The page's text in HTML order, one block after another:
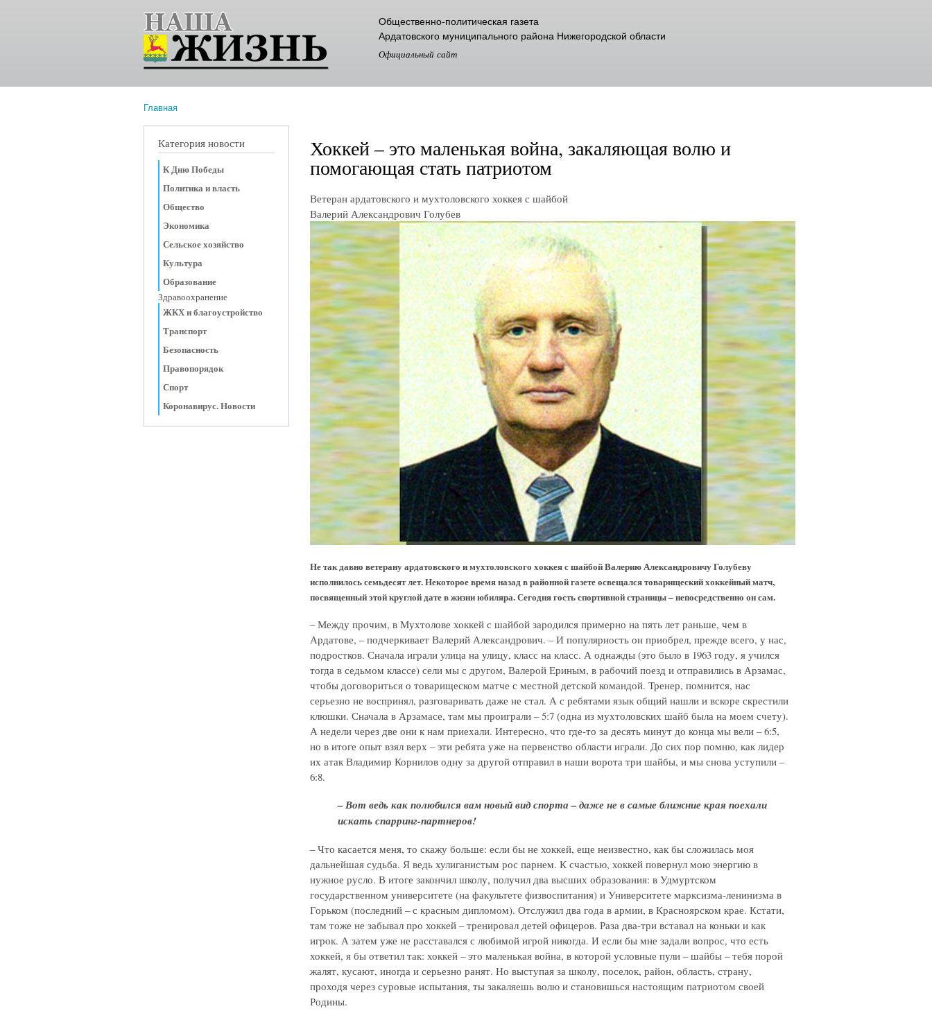
основному
содержанию
Общественно-политическая газета
Ардатовского муниципального района Нижегородской области
Официальный сайт
Главная
Категория новости
К Дню Победы
Политика и власть
Общество
Экономика
Сельское хозяйство
Культура
Образование
Здравоохранение
ЖКХ и благоустройство
Транспорт
Безопасность
Правопорядок
Спорт
Коронавирус. Новости
Хоккей – это маленькая война, закаляющая волю и
помогающая стать патриотом
Ветеран ардатовского и мухтоловского хоккея с шайбой
Валерий Александрович Голубев
Не так давно ветерану ардатовского и мухтоловского хоккея с шайбой Валерию Александровичу Голубеву
исполнилось семьдесят лет. Некоторое время назад в районной газете освещался товарищеский хоккейный матч,
посвященный этой круглой дате в жизни юбиляра. Сегодня гость спортивной страницы – непосредственно он сам.
– Между прочим, в Мухтолове хоккей с шайбой зародился примерно на пять лет раньше, чем в
Ардатове, – подчеркивает Валерий Александрович. – И популярность он приобрел, прежде всего, у нас,
подростков. Сначала играли улица на улицу, класс на класс. А однажды (это было в 1963 году, я учился
тогда в седьмом классе) сели мы с другом, Валерой Ериным, в рабочий поезд и отправились в Арзамас,
чтобы договориться о товарищеском матче с местной детской командой. Тренер, помнится, нас
серьезно не воспринял, разговаривать даже не стал. А с ребятами язык общий нашли и вскоре скрестили
клюшки. Сначала в Арзамасе, там мы проиграли – 5:7 (одна из мухтоловских шайб была на моем счету).
А недели через две они к нам приехали. Интересно, что где-то за десять минут до конца мы вели – 6:5,
но в итоге опыт взял верх – эти ребята уже на первенство области играли. До сих пор помню, как лидер
их атак Владимир Корнилов одну за другой отправил в наши ворота три шайбы, и мы снова уступили –
6:8.
– Вот ведь как полюбился вам новый вид спорта – даже не в самые ближние края поехали
искать спарринг-партнеров!
– Что касается меня, то скажу больше: если бы не хоккей, еще неизвестно, как бы сложилась моя
дальнейшая судьба. Я ведь хулиганистым рос парнем. К счастью, хоккей повернул мою энергию в
нужное русло. В итоге закончил школу, получил два высших образования: в Удмуртском
государственном университете (на факультете физвоспитания) и Университете марксизма-ленинизма в
Горьком (последний – с красным дипломом). Отслужил два года в армии, в Красноярском крае. Кстати,
там тоже не забывал про хоккей – тренировал детей офицеров. Раза два-три вставал на коньки и как
игрок. А затем уже не расставался с любимой игрой никогда. И если бы мне задали вопрос, что есть
хоккей, я бы ответил так: хоккей – это маленькая война, в которой условные пули – шайбы – тебя порой
жалят, кусают, иногда и серьезно ранят. Но выступая за школу, поселок, район, область, страну,
проходя через суровые испытания, ты закаляешь волю и становишься настоящим патриотом своей
Родины.